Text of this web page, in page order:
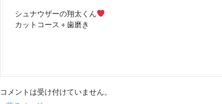
シュナウザーの翔太くん
カットコース＋歯磨き
コメントは受け付けていません。